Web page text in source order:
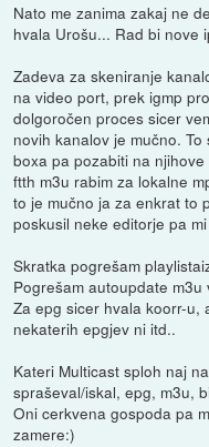
Nato me zanima zakaj ne
hvala Urošu... Rad bi nove
Zadeva za skeniranje
na video port, prek igmp
dolgoročen proces sicer
novih kanalov je mučno.
boxa pa pozabiti na
ftth m3u rabim za lokalne
to je mučno ja za enkrat to
poskusil neke editorje pa
Skratka pogrešam
Pogrešam autoupdate
Za epg sicer hvala koorr-u,
nekaterih epgjev ni itd..
Kateri Multicast sploh naj
spraševal/iskal, epg, m3u,
Oni cerkvena gospoda pa
zamere:)